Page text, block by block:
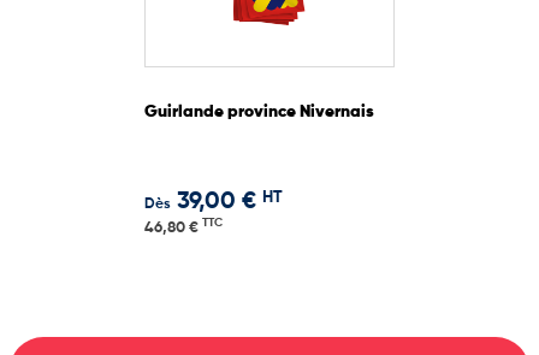
Guirlande province Nivernais
Dès 39,00 € HT
46,80 € TTC